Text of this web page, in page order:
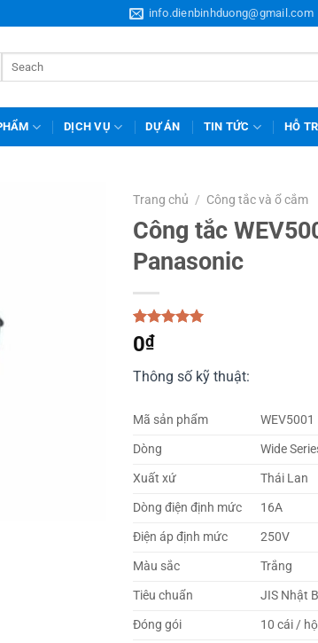
info.dienbinhduong@gmail.com
DỊCH VỤ DỰ ÁN TIN TỨC HỖ
Trang chủ / Công tắc và ổ cắm
Công tắc
Panasonic
5.00
dựa trên
1
0₫
Thông số kỹ thuật:
Mã sản phẩm
WEV5001
Dòng
Wide
Xuất xứ
Thái Lan
Dòng điện định mức
16A
Điện áp định mức
250V
Màu sắc
Trắng
Tiêu chuẩn
JIS Nhật
Đóng gói
10 cái /